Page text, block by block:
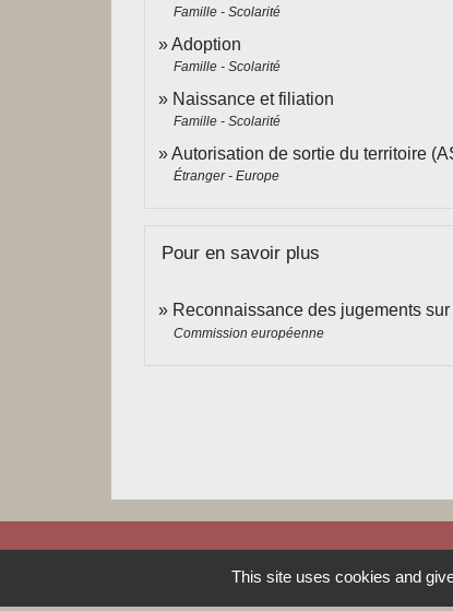
Famille - Scolarité
Adoption
Famille - Scolarité
Naissance et filiation
Famille - Scolarité
Autorisation de sortie du territoire
Étranger - Europe
Pour en savoir plus
Reconnaissance des jugements
Commission européenne
ContactsThis site uses cookies and